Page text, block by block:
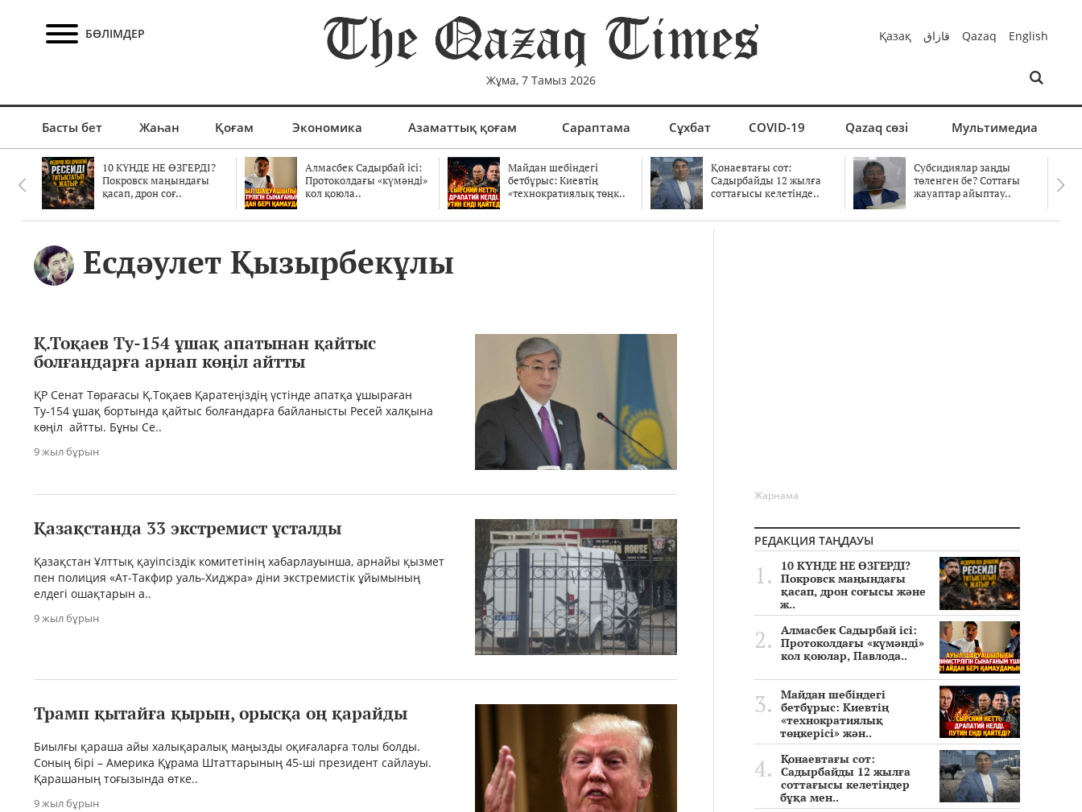
БӨЛІМДЕР
Жұма, 7 Тамыз 2026
Қазақ قازاق Qazaq English
Басты бет Жаһан Қоғам Экономика Азаматтық қоғам Сараптама Сұхбат COVID-19 Qazaq сөзі Мультимедиа
10 КҮНДЕ НЕ ӨЗГЕРДІ?
Покровск маңындағы
қасап, дрон соғ..
Алмасбек Садырбай ісі:
Протоколдағы «күмәнді»
кол қоюла..
Майдан шебіндегі
бетбұрыс: Киевтің
«технократиялық төңк..
Қонаевтағы сот:
Садырбайды 12 жылға
соттағысы келетінде..
Субсидиялар заңды
төленген бе? Соттағы
жауаптар айыптау..
Есдәулет Қызырбекұлы
Қ.Тоқаев Ту-154 ұшақ апатынан қайтыс
болғандарға арнап көңіл айтты
ҚР Сенат Төрағасы Қ.Тоқаев Қаратеңіздің үстінде апатқа ұшыраған
Ту-154 ұшақ бортында қайтыс болғандарға байланысты Ресей халқына
көңіл айтты. Бұны Се..
9 жыл бұрын
Қазақстанда 33 экстремист ұсталды
Қазақстан Ұлттық қауіпсіздік комитетінің хабарлауынша, арнайы қызмет
пен полиция «Ат-Такфир уаль-Хиджра» діни экстремистік ұйымының
елдегі ошақтарын а..
9 жыл бұрын
Трамп қытайға қырын, орысқа оң қарайды
Биылғы қараша айы халықаралық маңызды оқиғаларға толы болды.
Соның бірі – Америка Құрама Штаттарының 45-ші президент сайлауы.
Қарашаның тоғызында өтке..
9 жыл бұрын
Жарнама
РЕДАКЦИЯ ТАҢДАУЫ
10 КҮНДЕ НЕ ӨЗГЕРДІ?
Покровск маңындағы
қасап, дрон соғысы және
ж..
Алмасбек Садырбай ісі:
Протоколдағы «күмәнді»
кол қоюлар, Павлода..
Майдан шебіндегі
бетбұрыс: Киевтің
«технократиялық
төңкерісі» жән..
Қонаевтағы сот:
Садырбайды 12 жылға
соттағысы келетіндер
бұқа мен..